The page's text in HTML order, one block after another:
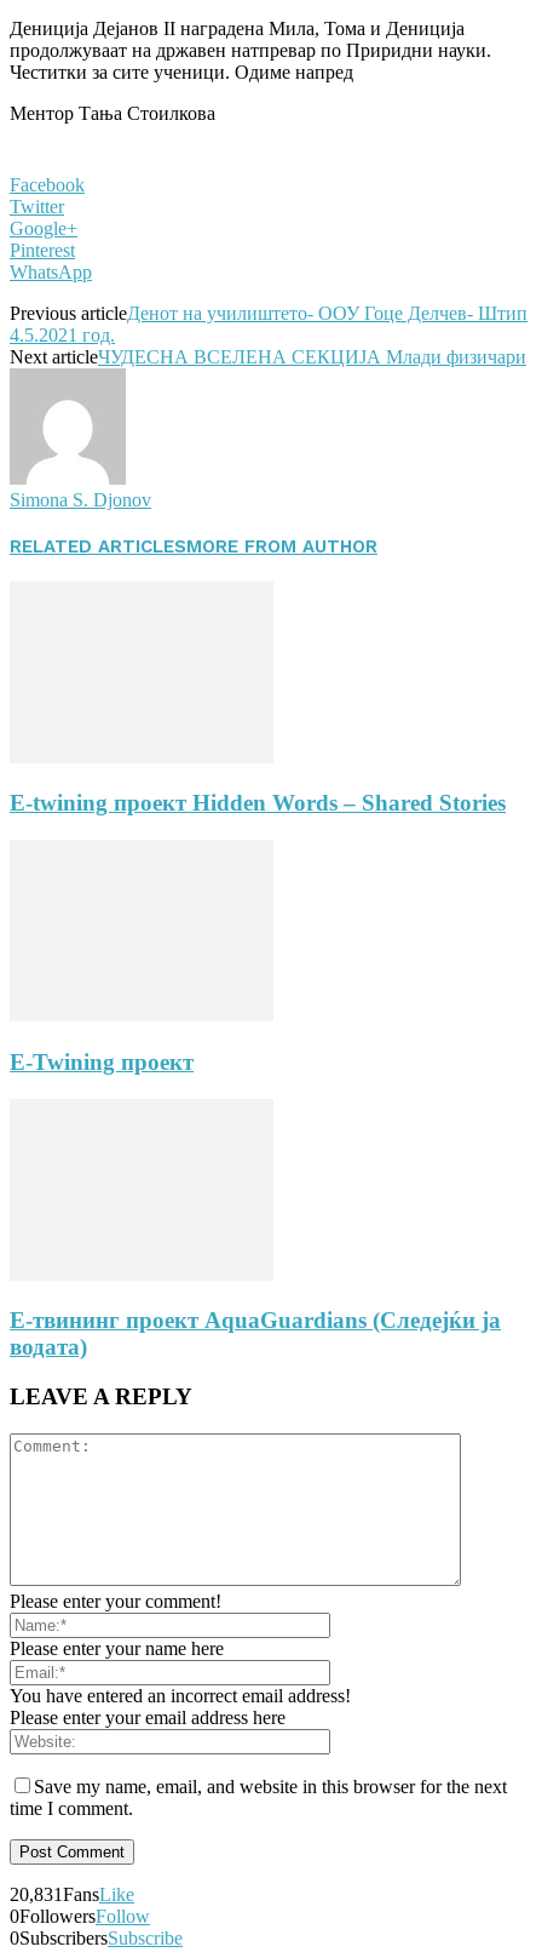
Дениција Дејанов II наградена Мила, Тома и Дениција
продолжуваат на државен натпревар по Приридни науки.
Честитки за сите ученици. Одиме напред
Ментор Тања Стоилкова
Facebook
Twitter
Google+
Pinterest
WhatsApp
Previous articleДенот на училиштето- ООУ Гоце Делчев- Штип
4.5.2021 год.
Next articleЧУДЕСНА ВСЕЛЕНА СЕКЦИЈА Млади физичари
Simona S. Djonov
RELATED ARTICLESMORE FROM AUTHOR
E-twining проект Hidden Words – Shared Stories
E-Twining проект
E-твининг проект AquaGuardians (Следејќи ја
водата)
LEAVE A REPLY
Please enter your comment!
Please enter your name here
You have entered an incorrect email address!
Please enter your email address here
Save my name, email, and website in this browser for the next
time I comment.
20,831FansLike
0FollowersFollow
0SubscribersSubscribe